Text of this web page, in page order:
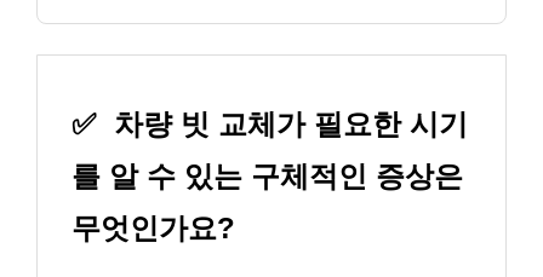
✅ 차량 빗 교체가 필요한 시기
를 알 수 있는 구체적인 증상은
무엇인가요?